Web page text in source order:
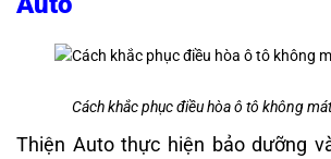
Cách khắc phục điều hòa ô tô không
Thiện Auto thực hiện bảo dưỡng